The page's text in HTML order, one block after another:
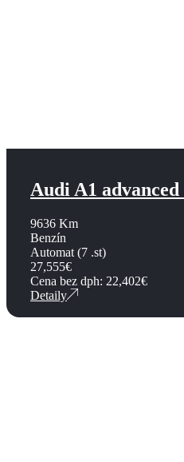
Audi A1
9636 Km
Benzín
Automat (7 .st)
27,555€
Cena bez dph: 22,402€
Detaily